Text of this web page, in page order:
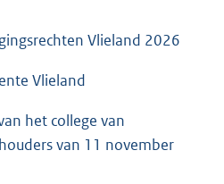
Vlieland 2026
Vlieland
het college van
van 11 november